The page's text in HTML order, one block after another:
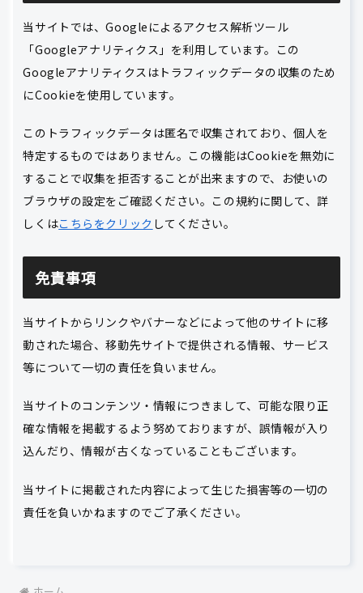
当サイトでは、Googleによるアクセス解析ツール
「Googleアナリティクス」を利用しています。この
Googleアナリティクスはトラフィックデータの収集のため
にCookieを使用しています。
このトラフィックデータは匿名で収集されており、個人を
特定するものではありません。この機能はCookieを無効に
することで収集を拒否することが出来ますので、お使いの
ブラウザの設定をご確認ください。この規約に関して、詳
しくはこちらをクリック してください。
免責事項
当サイトからリンクやバナーなどによって他のサイトに移
動された場合、移動先サイトで提供される情報、サービス
等について一切の責任を負いません。
当サイトのコンテンツ・情報につきまして、可能な限り正
確な情報を掲載するよう努めておりますが、誤情報が入り
込んだり、情報が古くなっていることもございます。
当サイトに掲載された内容によって生じた損害等の一切の
責任を負いかねますのでご了承ください。